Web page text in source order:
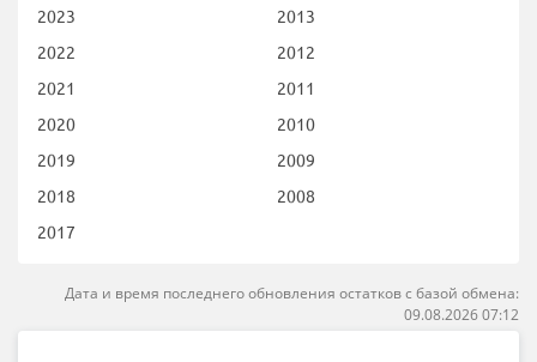
2023
2022
2021
2020
2019
2018
2017
2013
2012
2011
2010
2009
2008
Дата и время последнего обновления остатков с базой обмена:
09.08.2026 07:12